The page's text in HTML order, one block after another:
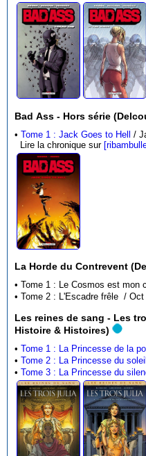
Bad Ass - Hors série
•Tome 1 : Jack Goes to Hell
Lire la chronique sur
La Horde
Les reines de sang - Les trois
Histoire & Histoires)
•Tome 1 : La Princesse de la
•Tome 2 : La Princesse du
•Tome 3 : La Princesse du